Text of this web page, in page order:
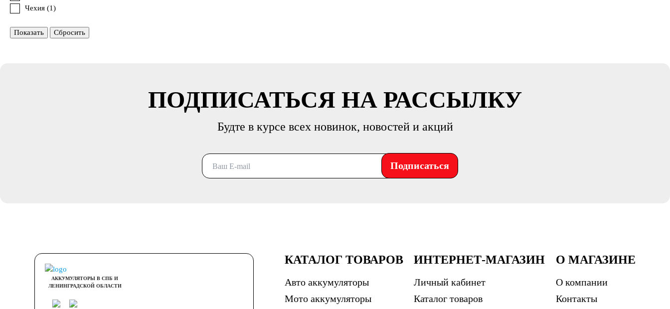
Чехия (1)
Показать Сбросить
ПОДПИСАТЬСЯ НА РАССЫЛКУ
Будте в курсе всех новинок, новостей и акций
Подписаться
АККУМУЛЯТОРЫ В СПБ И
ЛЕНИНГРАДСКОЙ ОБЛАСТИ
КАТАЛОГ ТОВАРОВ
Авто аккумуляторы
Мото аккумуляторы
ИНТЕРНЕТ-МАГАЗИН
Личный кабинет
Каталог товаров
О МАГАЗИНЕ
О компании
Контакты